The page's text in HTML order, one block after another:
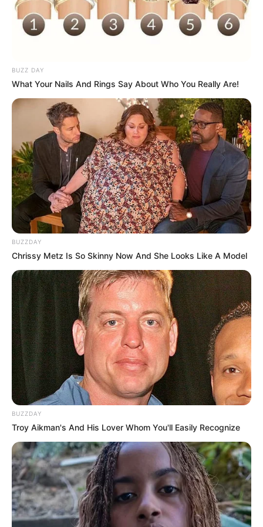
BUZZ DAY
What Your Nails And Rings Say About Who You Really Are!
BUZZDAY
Chrissy Metz Is So Skinny Now And She Looks Like A Model
BUZZDAY
Troy Aikman's And His Lover Whom You'll Easily Recognize